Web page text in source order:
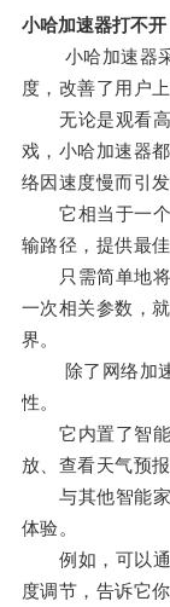
小哈加速器打不开
小哈加速器采
度，改善了用户上
无论是观看高
戏，小哈加速器
络因速度慢而引发
它相当于一个
输路径，提供最
只需简单地将
一次相关参数，
界。
除了网络加速
性。
它内置了智能
放、查看天气预
与其他智能家
体验。
例如，可以通
度调节，告诉它